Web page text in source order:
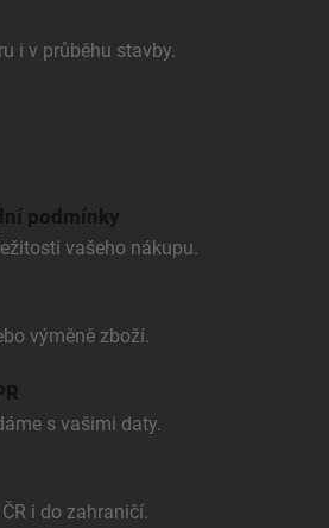
i v průběhu stavby.
podmínky
vašeho nákupu.
výměně zboží.
s vašimi daty.
i do zahraničí.